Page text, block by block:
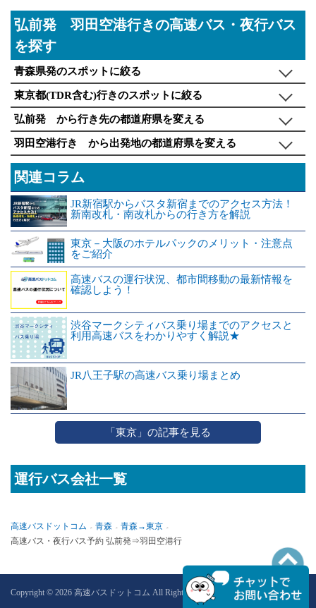
弘前発 羽田空港行きの高速バス・夜行バス
を探す
青森県発のスポットに絞る
東京都(TDR含む)行きのスポットに絞る
弘前発 から行き先の都道府県を変える
羽田空港行き から出発地の都道府県を変える
関連コラム
JR新宿駅からバスタ新宿までのアクセス方法！
新南改札・南改札からの行き方を解説
東京－大阪のホテルパックのメリット・注意点
をご紹介
高速バスの運行状況、都市間移動の最新情報を
確認しよう！
渋谷マークシティバス乗り場までのアクセスと
利用高速バスをわかりやすく解説★
JR八王子駅の高速バス乗り場まとめ
「東京」の記事を見る
運行バス会社一覧
高速バスドットコム 青森
青森→東京
高速バス・夜行バス予約 弘前発⇒羽田空港行
Copyright © 2026 高速バスドットコム All Rights Reserved. PAGETOP